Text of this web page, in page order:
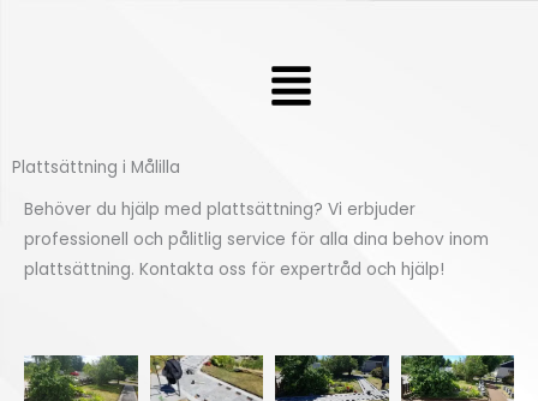
Meny
Plattsättning i Målilla
Behöver du hjälp med plattsättning? Vi erbjuder
professionell och pålitlig service för alla dina behov inom
plattsättning. Kontakta oss för expertråd och hjälp!